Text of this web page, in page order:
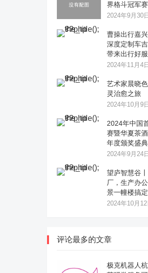
界格斗冠军
2024年9月30日
曹操出行嘉
深度定制车
带来出行好
2024年11月4日
艺术家晨晓
灵治愈之旅
2024年10月9日
2024年中国
赛暨华夏茶
年度颁奖盛
2024年9月24日
望庐智慧谷
厂，生产办
景一幢楼搞定
2024年10月12
评论最多的文章
极克机器人